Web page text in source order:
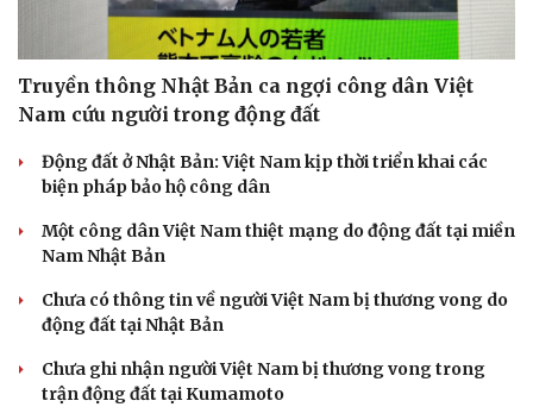
Văn hóa
Sân khấu - Điện ảnh
Âm nhạc
Di sản
Giải trí
Nghệ sĩ
Sao Việt
Truyền thông Nhật Bản ca ngợi công dân Việt
Nam cứu người trong động đất
Động đất ở Nhật Bản: Việt Nam kịp thời triển khai các
biện pháp bảo hộ công dân
Một công dân Việt Nam thiệt mạng do động đất tại miền
Nam Nhật Bản
Chưa có thông tin về người Việt Nam bị thương vong do
động đất tại Nhật Bản
Chưa ghi nhận người Việt Nam bị thương vong trong
trận động đất tại Kumamoto